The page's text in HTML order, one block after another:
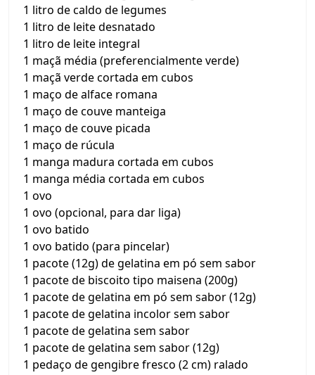
1 litro de caldo de legumes
1 litro de leite desnatado
1 litro de leite integral
1 maçã média (preferencialmente verde)
1 maçã verde cortada em cubos
1 maço de alface romana
1 maço de couve manteiga
1 maço de couve picada
1 maço de rúcula
1 manga madura cortada em cubos
1 manga média cortada em cubos
1 ovo
1 ovo (opcional, para dar liga)
1 ovo batido
1 ovo batido (para pincelar)
1 pacote (12g) de gelatina em pó sem sabor
1 pacote de biscoito tipo maisena (200g)
1 pacote de gelatina em pó sem sabor (12g)
1 pacote de gelatina incolor sem sabor
1 pacote de gelatina sem sabor
1 pacote de gelatina sem sabor (12g)
1 pedaço de gengibre fresco (2 cm) ralado